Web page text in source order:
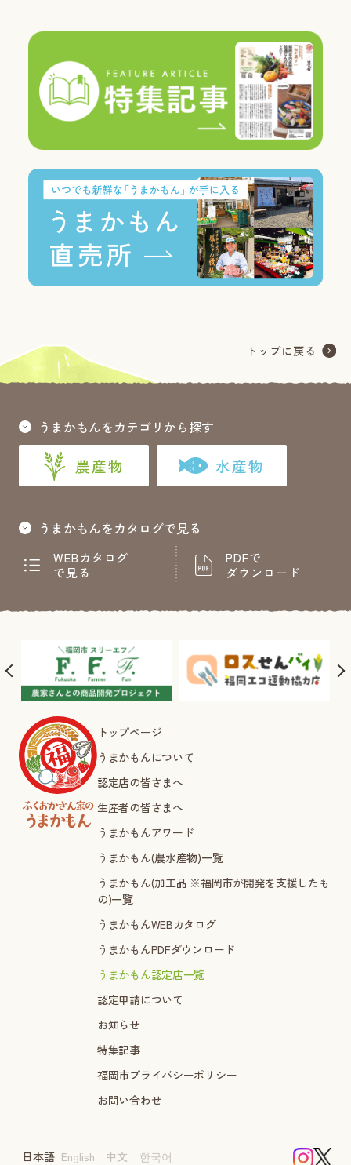
うまかもんをカテゴリから探す
農産物 水産物
うまかもんをカタログで見る
WEBカタログ
で見る
PDFで
ダウンロード
トップページ
うまかもんについて
認定店の皆さまへ
生産者の皆さまへ
うまかもんアワード
うまかもん(農水産物)一覧
うまかもん(加工品 ※福岡市が開発を支援したも
の)一覧
うまかもんWEBカタログ
うまかもんPDFダウンロード
うまかもん認定店一覧
認定申請について
お知らせ
特集記事
福岡市プライバシーポリシー
お問い合わせ
日本語 English 中文 한국어